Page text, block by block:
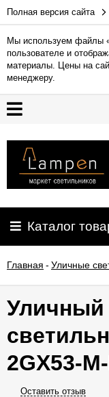
Полная версия сайта
Мы используем файлы
пользователе и
материалы. Цены на
менеджеру.
Гарантия
Доставка
и
Контакты
освещения
О
Каталог
Главная - Уличные
Уличный
2GX53-
Оставить отзыв